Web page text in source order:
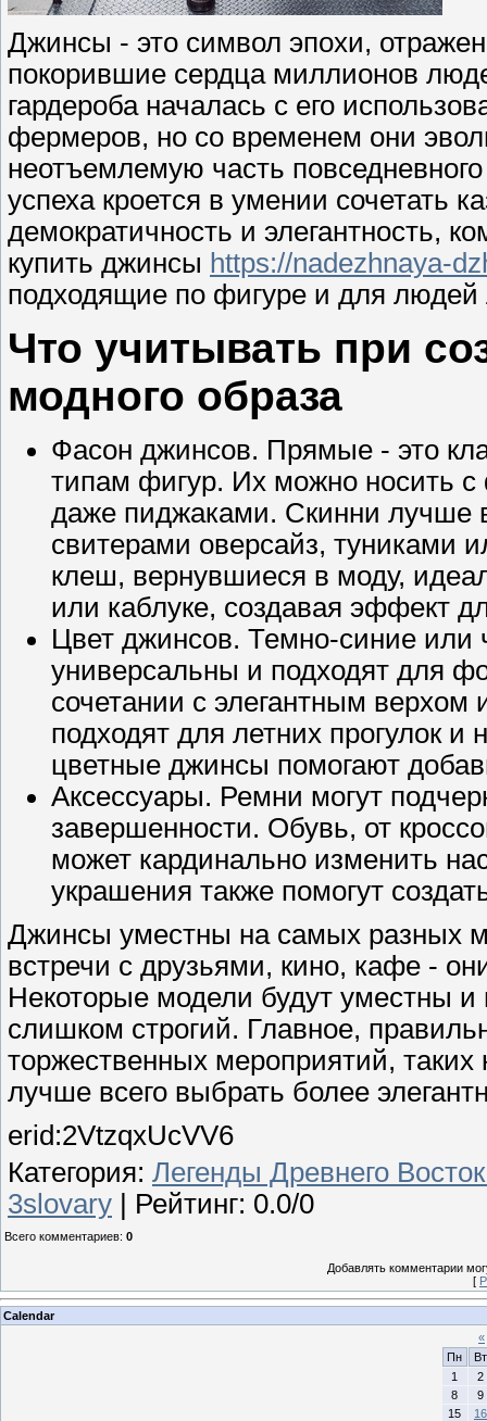
Джинсы - это символ эпохи,
покорившие сердца миллионов
гардероба началась с его
фермеров, но со временем они
неотъемлемую часть
успеха кроется в умении сочетать
демократичность и элегантность,
купить джинсы https://nadezhnaya-
подходящие по фигуре и для людей
Что учитывать при
модного образа
Фасон джинсов. Прямые - это
типам фигур. Их можно носить
даже пиджаками. Скинни лучше
свитерами оверсайз,
клеш, вернувшиеся в моду,
или каблуке, создавая эффект
Цвет джинсов. Темно-синие
универсальны и подходят для
сочетании с элегантным
подходят для летних прогулок
цветные джинсы помогают
Аксессуары. Ремни могут
завершенности. Обувь, от
может кардинально изменить
украшения также помогут
Джинсы уместны на самых разных
встречи с друзьями, кино, кафе -
Некоторые модели будут уместны
слишком строгий. Главное,
торжественных мероприятий,
лучше всего выбрать более
erid:2VtzqxUcVV6
Категория: Легенды Древнего
3slovary
Рейтинг: 0.0/0
Всего комментариев: 0
Добавлять комментарии
[
Calendar
«
Пн
Вт
1
2
8
9
15
16